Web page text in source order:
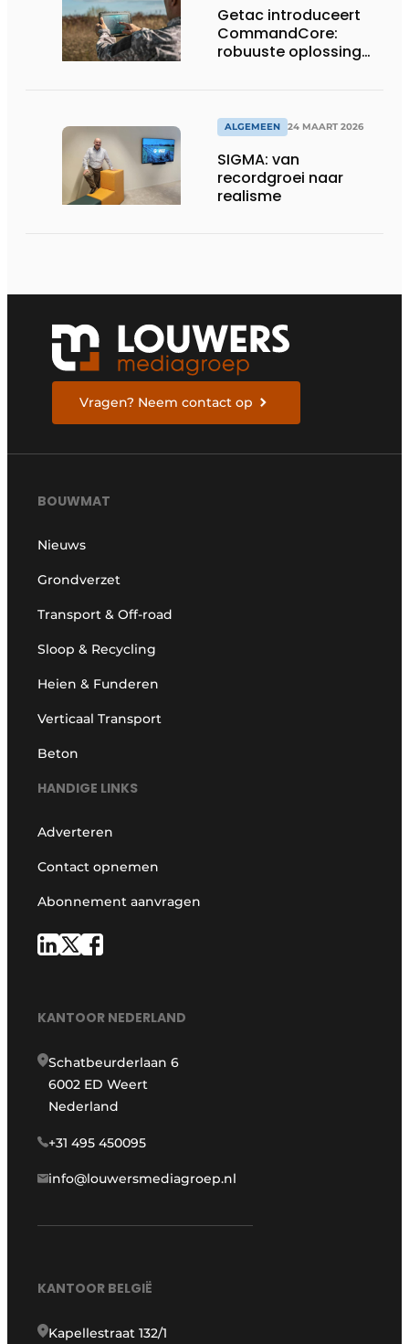
Getac introduceert
CommandCore:
robuuste oplossing
ALGEMEEN 24 MAART 2026
SIGMA: van
recordgroei naar
realisme
Vragen? Neem contact op
BOUWMAT
Nieuws
Grondverzet
Transport & Off-road
Sloop & Recycling
Heien & Funderen
Verticaal Transport
Beton
HANDIGE LINKS
Adverteren
Contact opnemen
Abonnement aanvragen
KANTOOR NEDERLAND
Schatbeurderlaan 6
6002 ED Weert
Nederland
+31 495 450095
info@louwersmediagroep.nl
KANTOOR BELGIË
Kapellestraat 132/1